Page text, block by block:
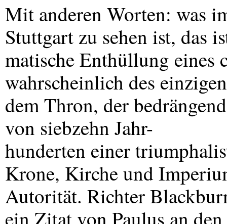
Mit anderen Worten: was
Stuttgart zu sehen ist, das
matische Enthüllung eines
wahrscheinlich des
dem Thron, der
von siebzehn Jahr-
hunderten einer
Krone, Kirche und
Autorität. Richter
ein Zitat von Paulus an